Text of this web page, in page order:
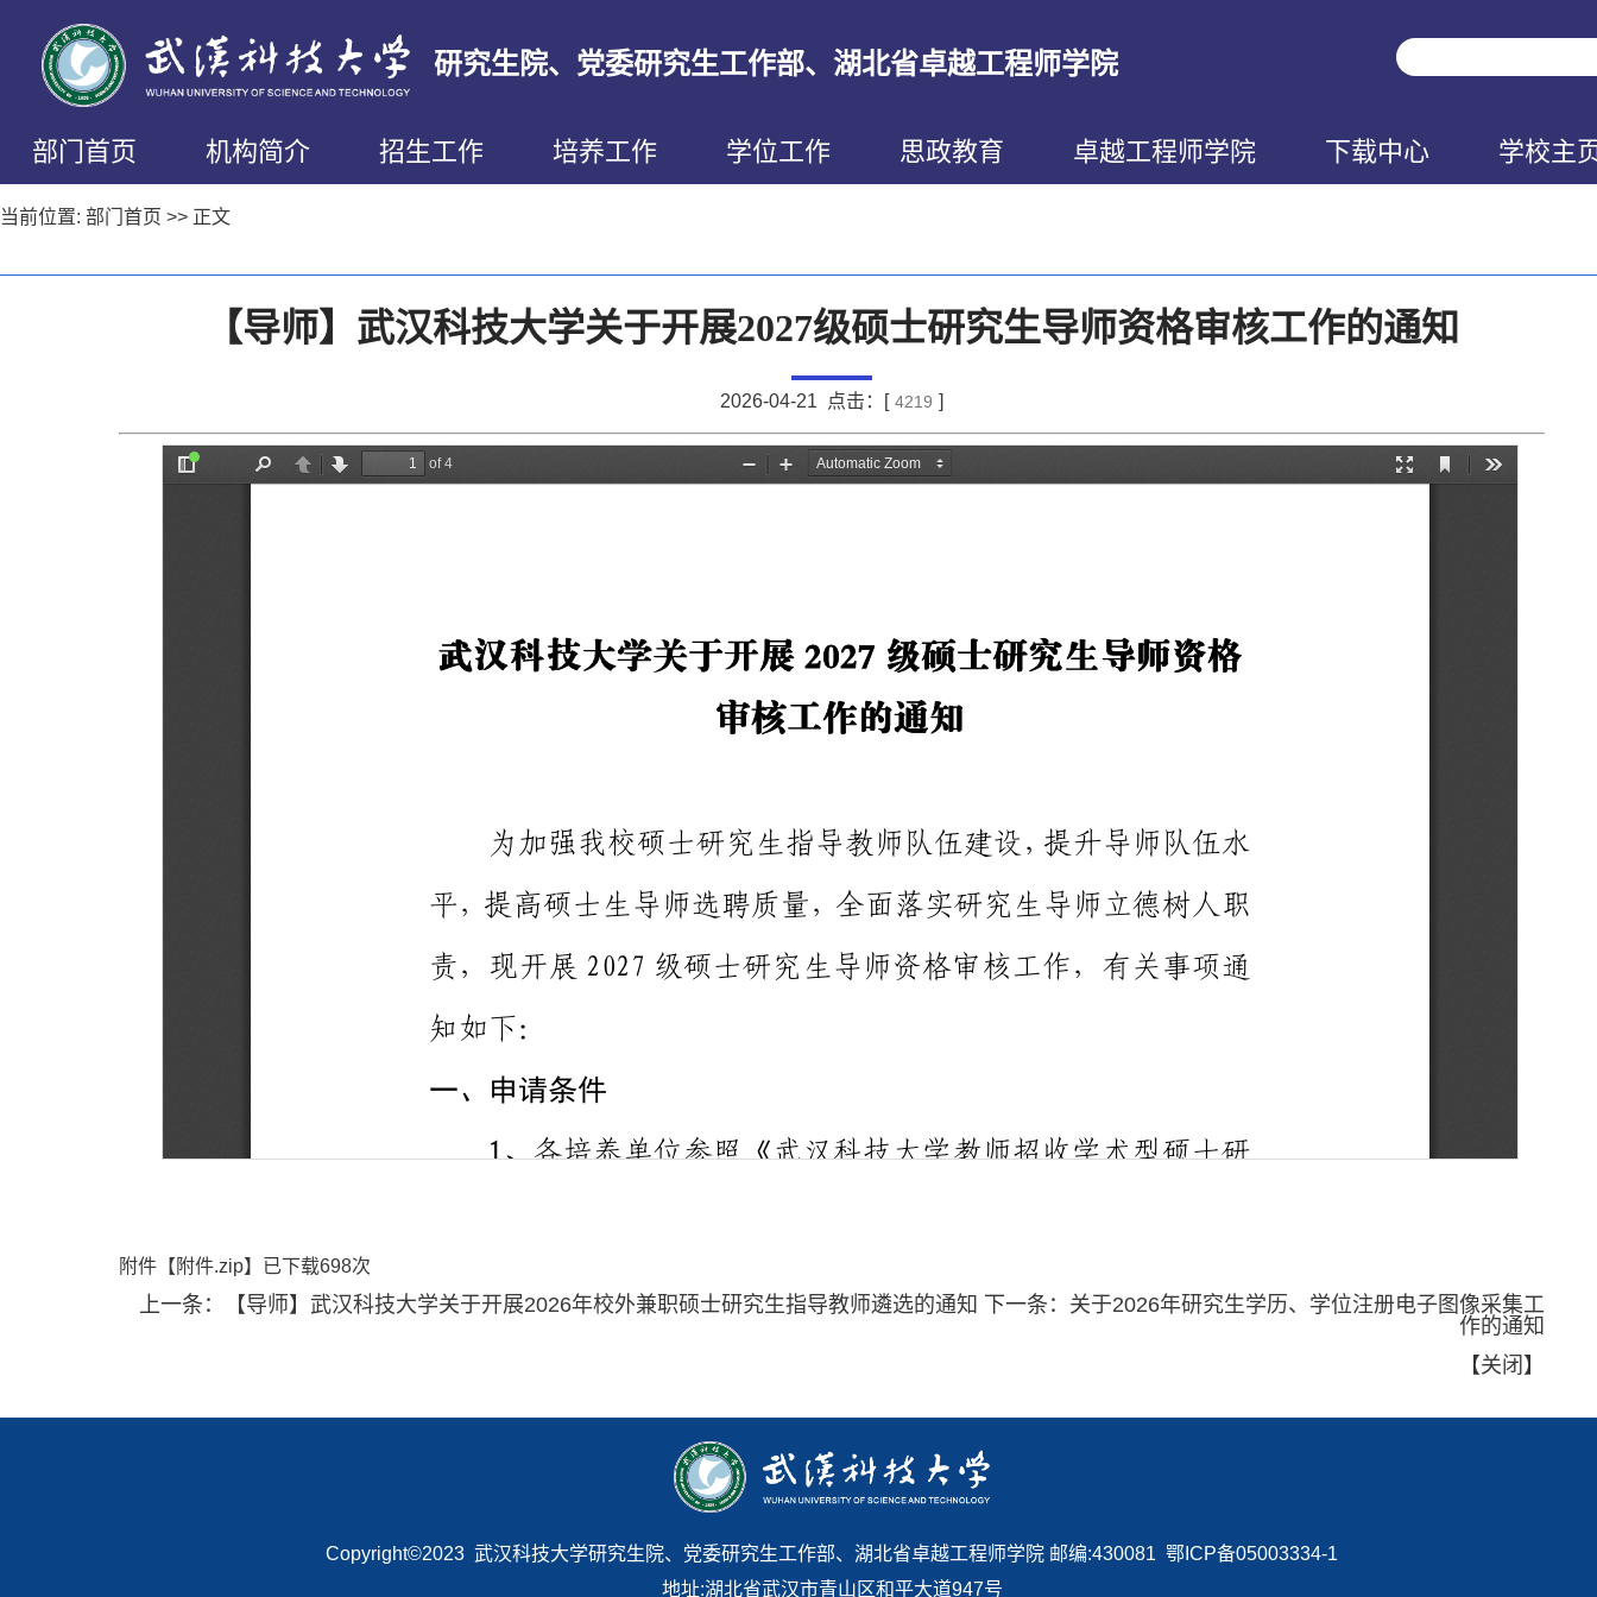
研究生院、党委研究生工作部、湖北省卓越工程师学院
部门首页 机构简介 招生工作 培养工作 学位工作 思政教育 卓越工程师学院 下载中心 学校主
当前位置: 部门首页 >> 正文
【导师】武汉科技大学关于开展2027级硕士研究生导师资格审核工作的通知
2026-04-21 点击：[ 4219 ]
附件【 附件.zip】已下载698次
上一条： 【导师】武汉科技大学关于开展2026年校外兼职硕士研究生指导教师遴选的通知 下一条： 关于2026年研究生学历、学位注册电子图像采集工
作的通知
【关闭 】
Copyright©2023 武汉科技大学研究生院、党委研究生工作部、湖北省卓越工程师学院 邮编:430081 鄂ICP备05003334-1
地址:湖北省武汉市青山区和平大道947号